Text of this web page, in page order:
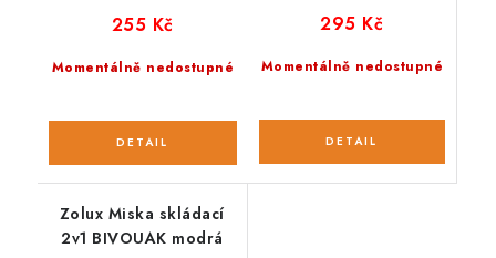
Momentálně nedostupné
255 Kč
Momentálně nedostupné
295 Kč
Zolux Miska skládací
2v1 BIVOUAK modrá